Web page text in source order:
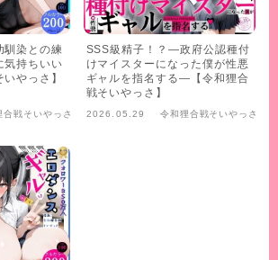
馴染との練
気持ちいい
やっさ】
合戦そいやっさ
SSS級精子！？―政府公認種付
けマイスターになった僕が性悪
ギャルを指名する―【令和狸合
戦そいやっさ】
2026.05.29 令和狸合戦そいやっさ